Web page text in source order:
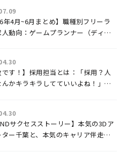
年4月~6月まとめ】職種別フリーラ
人動向：ゲームプランナー（ディレ
です！】採用担当とは：「採用？人
かキラキラしてていいよね！」じ
サクセスストーリー】本気の3Dア
ター千葉と、本気のキャリア伴走の